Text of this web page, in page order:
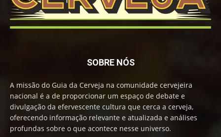
SOBRE NÓS
A missão do Guia da Cerveja na comunidade cervejeira
nacional é a de proporcionar um espaço de debate e
divulgação da efervescente cultura que cerca a cerveja,
oferecendo informação relevante e atualizada e análises
profundas sobre o que acontece nesse universo.